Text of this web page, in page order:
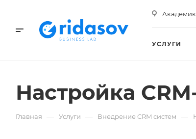
УСЛУГИ
Настройка
Главная — Услуги — Внедрение CRM систем —